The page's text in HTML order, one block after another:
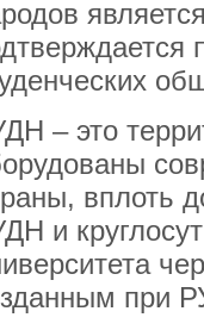
– это
вплоть
и
при